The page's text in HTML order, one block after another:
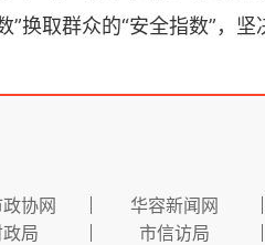
换取群众的“安全指数”，
协网 华容新闻网
局 市信访局